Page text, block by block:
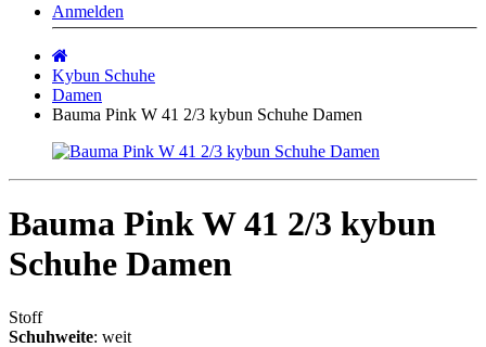
Anmelden
Kybun Schuhe
Damen
Bauma Pink W 41 2/3 kybun Schuhe Damen
Bauma Pink W 41 2/3 kybun
Schuhe Damen
Stoff
Schuhweite: weit